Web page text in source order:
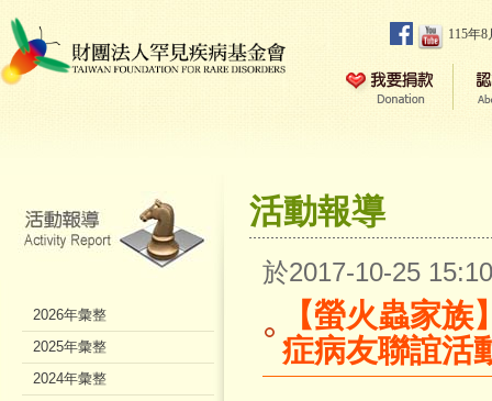
115年
活動報導
於2017-10-25
【螢火蟲家
症病友聯誼活
2026年彙整
2025年彙整
2024年彙整